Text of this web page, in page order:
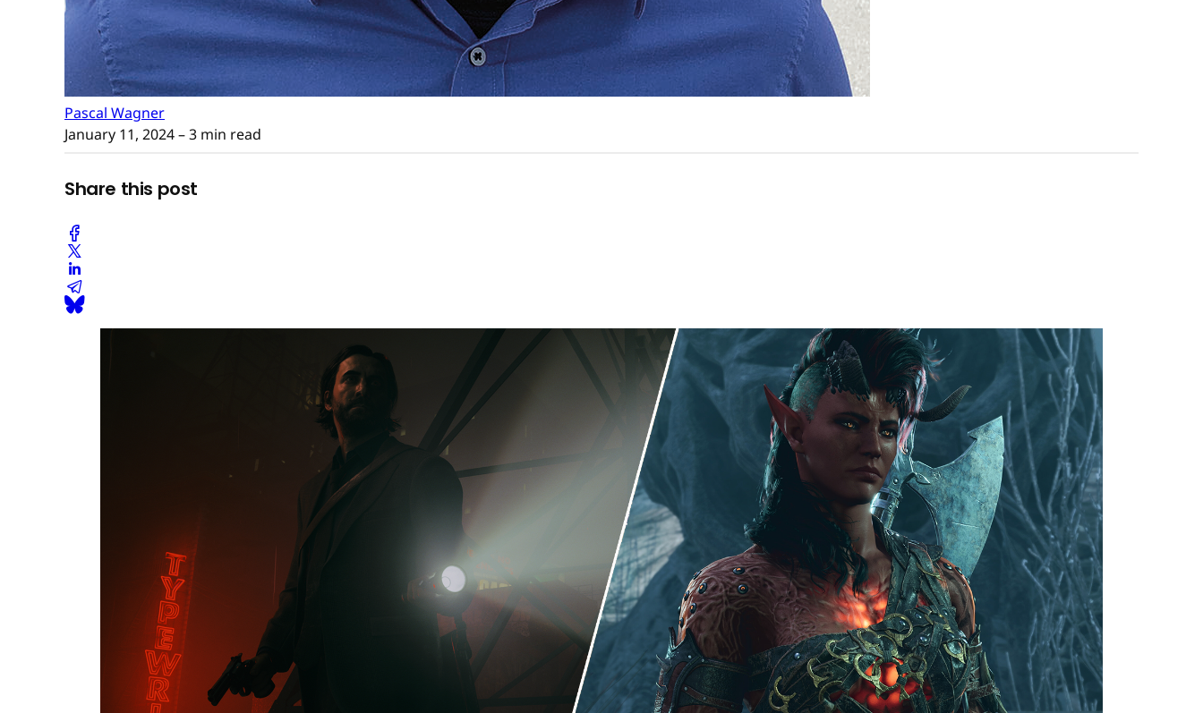
Pascal Wagner
January 11, 2024– 3 min read
Share this post